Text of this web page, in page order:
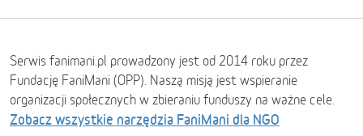
Serwis fanimani.pl prowadzony jest od 2014 roku przez
Fundację FaniMani (OPP). Naszą misją jest wspieranie
organizacji społecznych w zbieraniu funduszy na ważne cele.
Zobacz wszystkie narzędzia FaniMani dla NGO